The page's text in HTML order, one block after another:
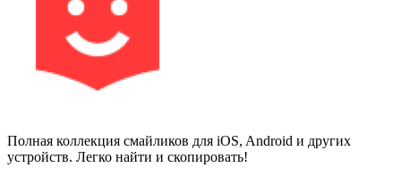
Полная коллекция смайликов для iOS, Android и других
устройств. Легко найти и скопировать!